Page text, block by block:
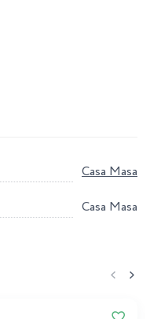
Casa Masa
Casa Masa